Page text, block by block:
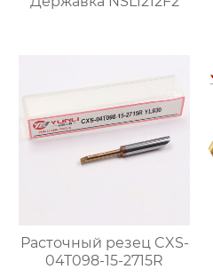
Расточный резец CXS-
04T098-15-2715R